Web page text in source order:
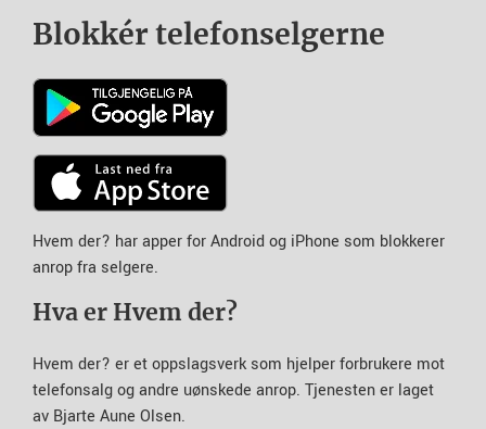
Blokkér telefonselgerne
Hvem der? har apper for Android og iPhone som blokkerer
anrop fra selgere.
Hva er Hvem der?
Hvem der? er et oppslagsverk som hjelper forbrukere mot
telefonsalg og andre uønskede anrop. Tjenesten er laget
av Bjarte Aune Olsen.